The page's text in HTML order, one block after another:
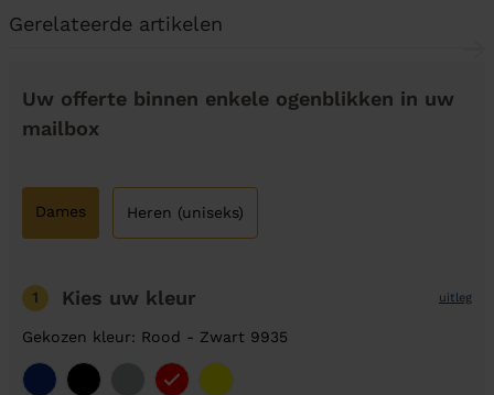
Gerelateerde artikelen
Uw offerte binnen enkele ogenblikken in uw
mailbox
Dames Heren (uniseks)
1 Kies uw kleur uitleg
Gekozen kleur: Rood - Zwart 9935